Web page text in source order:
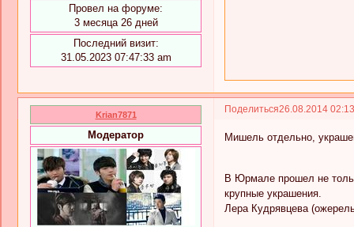
Провел на форуме:
3 месяца 26 дней
Последний визит:
31.05.2023 07:47:33 am
Поделиться26.08.2014
Krian7871
Модератор Мишель отдельно,
В Юрмале прошел не
крупные украшения.
Лера Кудрявцева